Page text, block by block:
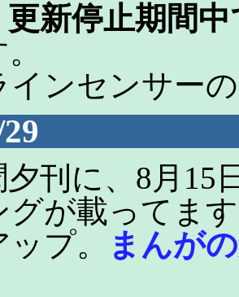
新停止期間
インセンサー
刊に、8月15
グが載ってま
プ。
まんが